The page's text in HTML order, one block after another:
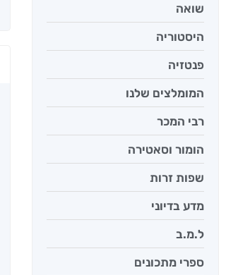
שואה
היסטוריה
פנטזיה
המומלצים שלנו
רבי המכר
הומור וסאטירה
שפות זרות
מדע בדיוני
ל.מ.ב
ספרי מתכונים